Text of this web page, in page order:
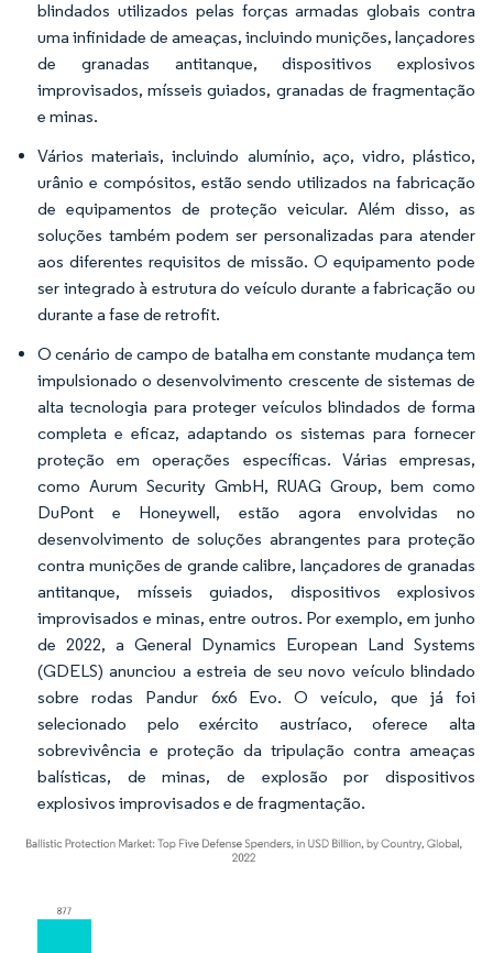
blindados utilizados pelas forças armadas globais contra
uma infinidade de ameaças, incluindo munições, lançadores
de granadas antitanque, dispositivos explosivos
improvisados, mísseis guiados, granadas de fragmentação
e minas.
Vários materiais, incluindo alumínio, aço, vidro, plástico,
urânio e compósitos, estão sendo utilizados na fabricação
de equipamentos de proteção veicular. Além disso, as
soluções também podem ser personalizadas para atender
aos diferentes requisitos de missão. O equipamento pode
ser integrado à estrutura do veículo durante a fabricação ou
durante a fase de retrofit.
O cenário de campo de batalha em constante mudança tem
impulsionado o desenvolvimento crescente de sistemas de
alta tecnologia para proteger veículos blindados de forma
completa e eficaz, adaptando os sistemas para fornecer
proteção em operações específicas. Várias empresas,
como Aurum Security GmbH, RUAG Group, bem como
DuPont e Honeywell, estão agora envolvidas no
desenvolvimento de soluções abrangentes para proteção
contra munições de grande calibre, lançadores de granadas
antitanque, mísseis guiados, dispositivos explosivos
improvisados e minas, entre outros. Por exemplo, em junho
de 2022, a General Dynamics European Land Systems
(GDELS) anunciou a estreia de seu novo veículo blindado
sobre rodas Pandur 6x6 Evo. O veículo, que já foi
selecionado pelo exército austríaco, oferece alta
sobrevivência e proteção da tripulação contra ameaças
balísticas, de minas, de explosão por dispositivos
explosivos improvisados e de fragmentação.